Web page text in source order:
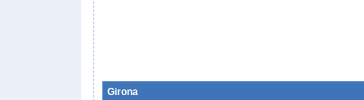
Girona